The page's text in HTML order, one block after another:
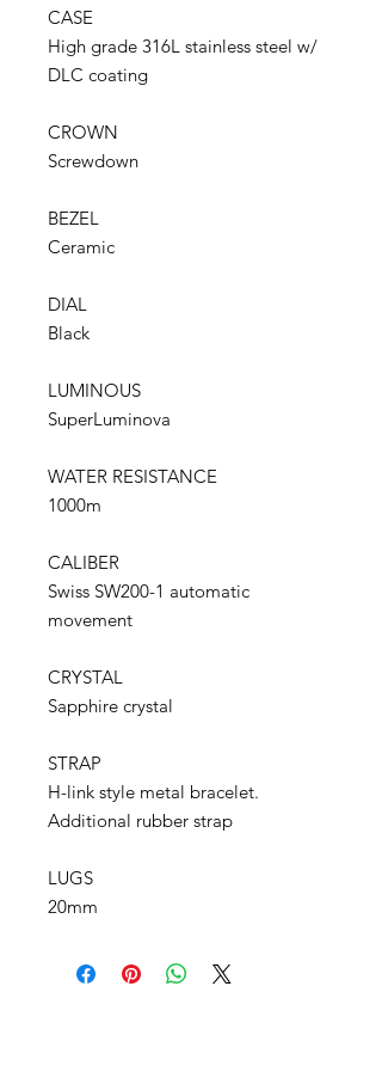
CASE
High grade 316L stainless steel w/
DLC coating
CROWN
Screwdown
BEZEL
Ceramic
DIAL
Black
LUMINOUS
SuperLuminova
WATER RESISTANCE
1000m
CALIBER
Swiss SW200-1 automatic
movement
CRYSTAL
Sapphire crystal
STRAP
H-link style metal bracelet.
Additional rubber strap
LUGS
20mm